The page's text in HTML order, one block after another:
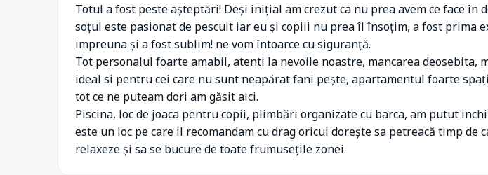
Totul a fost peste așteptări! Deși inițial am crezut ca nu prea avem ce face în
soțul este pasionat de pescuit iar eu și copiii nu prea îl însoțim, a fost prima
impreuna și a fost sublim! ne vom întoarce cu siguranță.
Tot personalul foarte amabil, atenti la nevoile noastre, mancarea deosebita,
ideal si pentru cei care nu sunt neapărat fani pește, apartamentul foarte
tot ce ne puteam dori am găsit aici.
Piscina, loc de joaca pentru copii, plimbări organizate cu barca, am putut
este un loc pe care il recomandam cu drag oricui dorește sa petreacă timp de
relaxeze și sa se bucure de toate frumusețile zonei.